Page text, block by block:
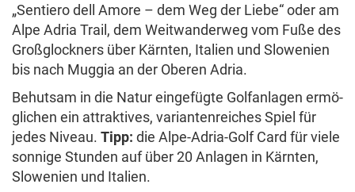
Offenlegung
Impressum
© Krone Multimedia GmbH & Co KG 2025
Muthgasse 2, 1190 Wien
„Sentiero dell Amore – dem Weg der Liebe“ oder am
Alpe Adria Trail, dem Weit­wan­derweg vom Fuße des
Großglock­ners über Kär­nten, Italien und Slowe­nien
bis nach Muggia an der Oberen Adria.
Behutsam in die Natur einge­fügte Golf­an­lagen ermö­
gl­ichen ein attrak­tives, vari­an­ten­rei­ches Spiel für
jedes Niveau. Tipp: die Alpe-Adria-Golf Card für viele
sonnige Stunden auf über 20 Anlagen in Kär­nten,
Slowe­nien und Italien.